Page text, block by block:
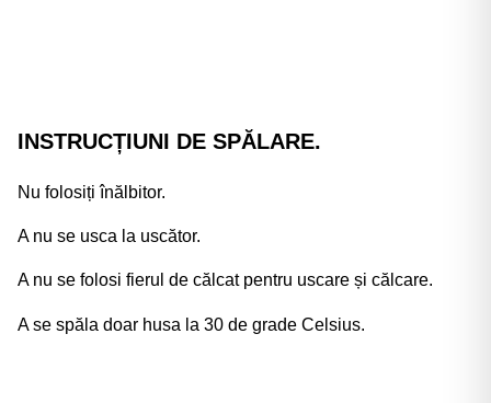
INSTRUCȚIUNI DE SPĂLARE.
Nu folosiți înălbitor.
A nu se usca la uscător.
A nu se folosi fierul de călcat pentru uscare și călcare.
A se spăla doar husa la 30 de grade Celsius.